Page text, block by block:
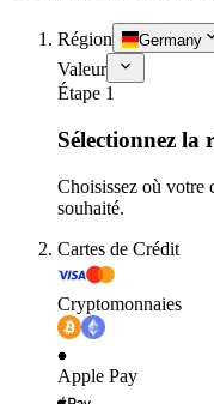
Région Germany
Valeur
Étape 1
Sélectionnez la
Choisissez où votre
souhaité.
Cartes de Crédit
Cryptomonnaies
Apple Pay